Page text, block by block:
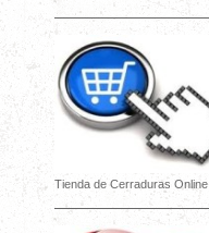
Tienda de Cerraduras Online